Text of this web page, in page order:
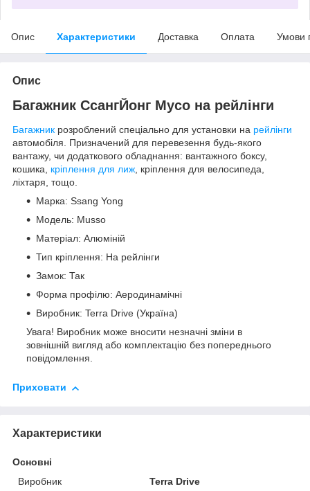
Опис Характеристики Доставка Оплата Умови
Опис
Багажник СсангЙонг Мусо на рейлінги
Багажник розроблений спеціально для установки на рейлінги
автомобіля. Призначений для перевезення будь-якого
вантажу, чи додаткового обладнання: вантажного боксу,
кошика, кріплення для лиж, кріплення для велосипеда,
ліхтаря, тощо.
Марка: Ssang Yong
Модель: Musso
Матеріал: Алюміній
Тип кріплення: На рейлінги
Замок: Так
Форма профілю: Аеродинамічні
Виробник: Terra Drive (Україна)
Увага! Виробник може вносити незначні зміни в
зовнішній вигляд або комплектацію без попереднього
повідомлення.
Приховати
Характеристики
Основні
Виробник
Terra Drive